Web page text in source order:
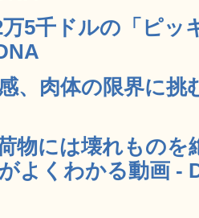
5千ドルの「ピッ
、肉体の限界に挑
物には壊れもの
よくわかる動画 -